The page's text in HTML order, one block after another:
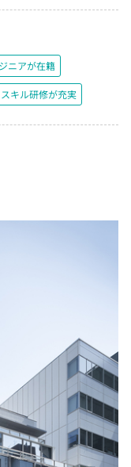
ニアが在籍
スキル研修が充実